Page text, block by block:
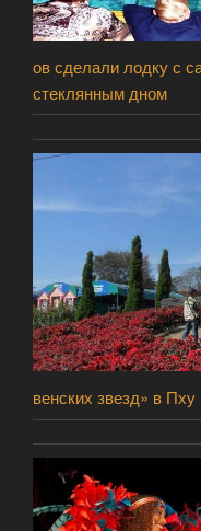
ов сделали лодку с
стеклянным дном
венских звезд» в